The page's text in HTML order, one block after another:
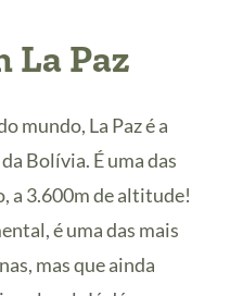
La Paz
mundo, La Paz é a
Bolívia. É uma das
a 3.600m de altitude!
é uma das mais
mas que ainda